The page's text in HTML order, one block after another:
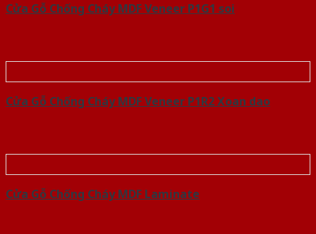
Cửa Gỗ Chống Cháy MDF Veneer P1G1 soi
Cửa Gỗ Chống Cháy MDF Veneer P1R2 Xoan dao
Cửa Gỗ Chống Cháy MDF Laminate